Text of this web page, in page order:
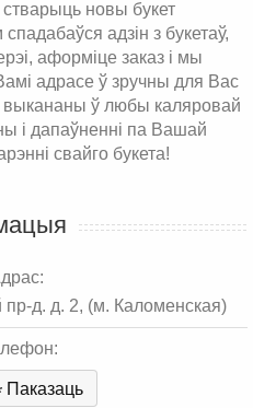
новы букет
адзін з букетаў,
аформіце заказ і мы
адрасе ў зручны для Вас
выкананы ў любы каляровай
і дапаўненні па Вашай
свайго букета!
д. д. 2, (м. Каломенская)
Паказаць